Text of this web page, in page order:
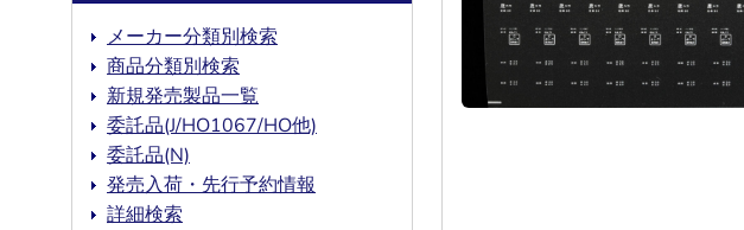
メーカー分類別検索
商品分類別検索
新規発売製品一覧
委託品(J/HO1067/HO他)
委託品(N)
発売入荷・先行予約情報
詳細検索